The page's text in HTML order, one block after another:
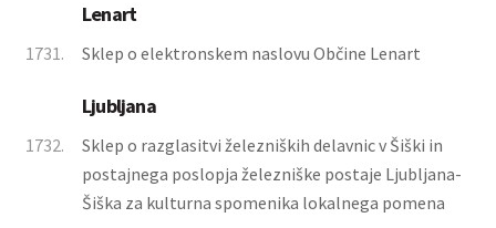
Lenart
1731. Sklep o elektronskem naslovu Občine Lenart
Ljubljana
1732.
Sklep o razglasitvi železniških delavnic v Šiški in
postajnega poslopja železniške postaje Ljubljana-
Šiška za kulturna spomenika lokalnega pomena